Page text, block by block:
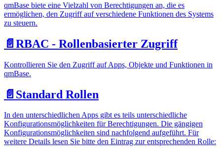
qmBase biete eine Vielzahl von Berechtigungen an, die es
ermöglichen, den Zugriff auf verschiedene Funktionen des Systems
zu steuern.
📄️ RBAC - Rollenbasierter Zugriff
Kontrollieren Sie den Zugriff auf Apps, Objekte und Funktionen in
qmBase.
📄️ Standard Rollen
In den unterschiedlichen Apps gibt es teils unterschiedliche
Konfigurationsmöglichkeiten für Berechtigungen. Die gängigen
Konfigurationsmöglichkeiten sind nachfolgend aufgeführt. Für
weitere Details lesen Sie bitte den Eintrag zur entsprechenden Rolle: